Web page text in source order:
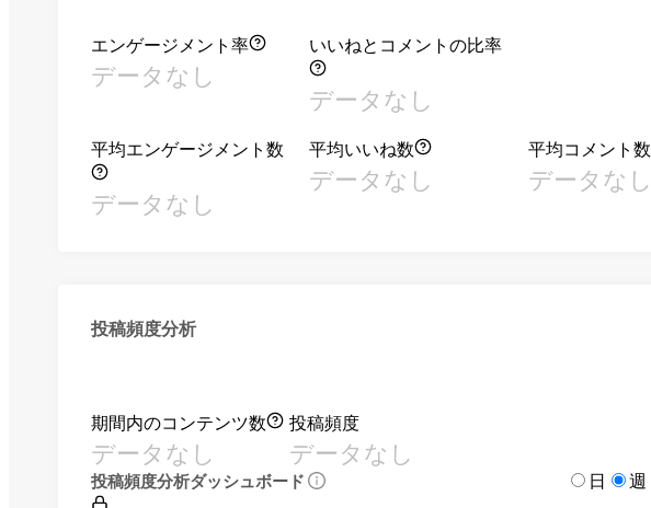
エンゲージメント率
データなし
いいねとコメントの比率
データなし
平均エンゲージメント数
データなし
平均いいね数
データなし
平均コメント数
データなし
投稿頻度分析
期間内のコンテンツ数
データなし
投稿頻度
データなし
投稿頻度分析ダッシュボード 日 週